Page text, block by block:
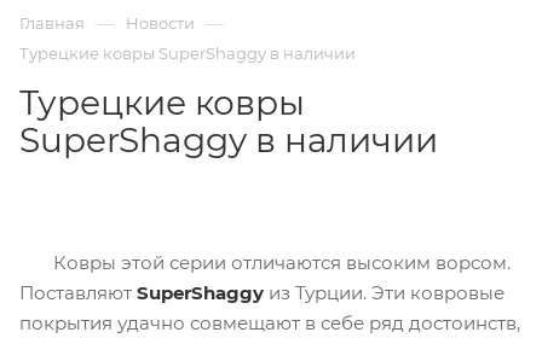
Главная — Новости —
Турецкие ковры SuperShaggy в наличии
Турецкие ковры
SuperShaggy в наличии
Ковры этой серии отличаются высоким ворсом.
Поставляют SuperShaggy из Турции. Эти ковровые
покрытия удачно совмещают в себе ряд достоинств,